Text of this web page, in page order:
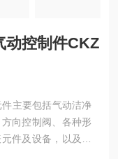
动控制件CKZ
主要包括气动洁净
向控制阀、各种形
件及设备，以及其